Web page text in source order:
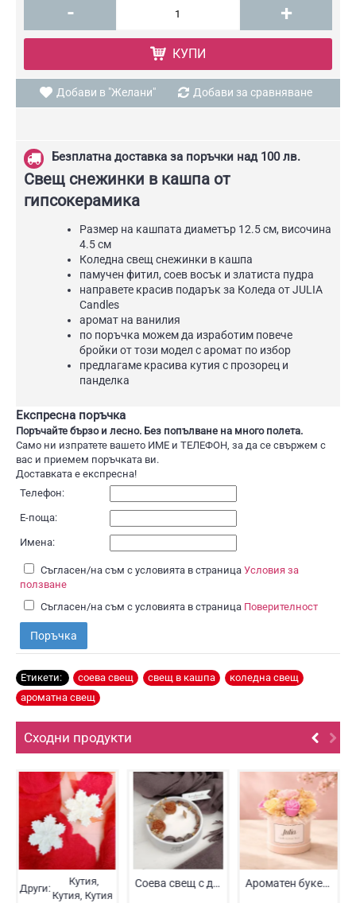
- +
КУПИ
Добави в "Желани" Добави за сравняване
Безплатна доставка за поръчки над 100 лв.
Свещ снежинки в кашпа от
гипсокерамика
Размер на кашпата диаметър 12.5 см, височина
4.5 см
Коледна свещ снежинки в кашпа
памучен фитил, соев восък и златиста пудра
направете красив подарък за Коледа от JULIA
Candles
аромат на ванилия
по поръчка можем да изработим повече
бройки от този модел с аромат по избор
предлагаме красива кутия с прозорец и
панделка
Експресна поръчка
Поръчайте бързо и лесно. Без попълване на много полета.
Само ни изпратете вашето ИМЕ и ТЕЛЕФОН, за да се свържем с
вас и приемем поръчката ви.
Доставката е експресна!
Телефон:
Е-поща:
Имена:
Съгласен/на съм с условията в страница Условия за
ползване
Съгласен/на съм с условията в страница Поверителност
Поръчка
Етикети: соева свещ свещ в кашпа коледна свещ
ароматна свещ
Сходни продукти
Други:
Кутия,
Кутия, Кутия
Соева свещ с дървен фитил Ароматен букет от соев восък за абитуриентка